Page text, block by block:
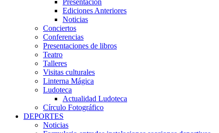
Presentación
Ediciones Anteriores
Noticias
Conciertos
Conferencias
Presentaciones de libros
Teatro
Talleres
Visitas culturales
Linterna Mágica
Ludoteca
Actualidad Ludoteca
Círculo Fotográfico
DEPORTES
Noticias